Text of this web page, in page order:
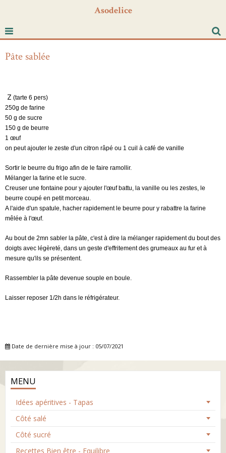
Asodelice
Pâte sablée
Z (tarte 6 pers)
250g de farine
50 g de sucre
150 g de beurre
1 œuf
on peut ajouter le zeste d'un citron râpé ou 1 cuil à café de vanille
Sortir le beurre du frigo afin de le faire ramollir.
Mélanger la farine et le sucre.
Creuser une fontaine pour y ajouter l'œuf battu, la vanille ou les zestes, le
beurre coupé en petit morceau.
A l'aide d'un spatule, hacher rapidement le beurre pour y rabattre la farine
mêlée à l'œuf.
Au bout de 2mn sabler la pâte, c'est à dire la mélanger rapidement du bout des
doigts avec légèreté, dans un geste d'effritement des grumeaux au fur et à
mesure qu'ils se présentent.
Rassembler la pâte devenue souple en boule.
Laisser reposer 1/2h dans le réfrigérateur.
Date de dernière mise à jour : 05/07/2021
MENU
Idées apéritives - Tapas
Côté salé
Côté sucré
Recettes Bien être - Equilibre